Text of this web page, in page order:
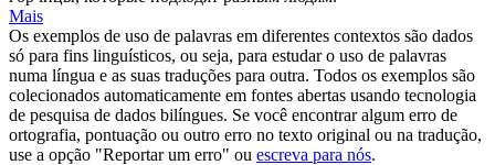
Mais
Os exemplos de uso de palavras em diferentes contextos são dados
só para fins linguísticos, ou seja, para estudar o uso de palavras
numa língua e as suas traduções para outra. Todos os exemplos são
colecionados automaticamente em fontes abertas usando tecnologia
de pesquisa de dados bilíngues. Se você encontrar algum erro de
ortografia, pontuação ou outro erro no texto original ou na tradução,
use a opção "Reportar um erro" ou escreva para nós.